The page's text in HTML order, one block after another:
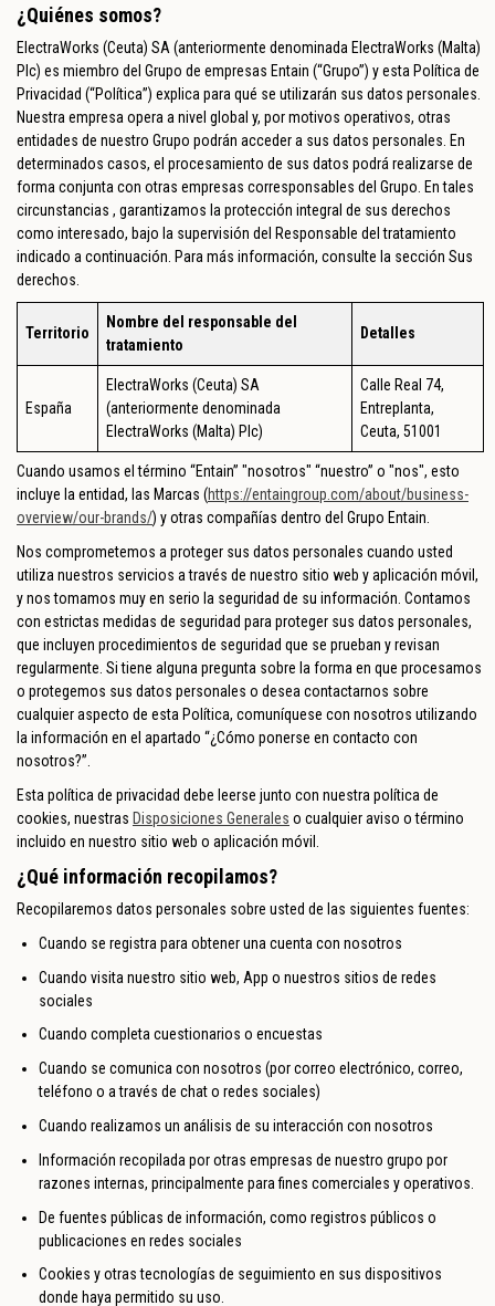
¿Quiénes somos?
ElectraWorks (Ceuta) SA (anteriormente denominada ElectraWorks (Malta)
Plc) es miembro del Grupo de empresas Entain (“Grupo”) y esta Política de
Privacidad (“Política”) explica para qué se utilizarán sus datos personales.
Nuestra empresa opera a nivel global y, por motivos operativos, otras
entidades de nuestro Grupo podrán acceder a sus datos personales. En
determinados casos, el procesamiento de sus datos podrá realizarse de
forma conjunta con otras empresas corresponsables del Grupo. En tales
circunstancias , garantizamos la protección integral de sus derechos
como interesado, bajo la supervisión del Responsable del tratamiento
indicado a continuación. Para más información, consulte la sección Sus
derechos.
Territorio
Nombre del responsable del
tratamiento
Detalles
España
ElectraWorks (Ceuta) SA
(anteriormente denominada
ElectraWorks (Malta) Plc)
Calle Real 74,
Entreplanta,
Ceuta, 51001
Cuando usamos el término “Entain” "nosotros" “nuestro” o "nos", esto
incluye la entidad, las Marcas (https://entaingroup.com/about/business-
overview/our-brands/) y otras compañías dentro del Grupo Entain.
Nos comprometemos a proteger sus datos personales cuando usted
utiliza nuestros servicios a través de nuestro sitio web y aplicación móvil,
y nos tomamos muy en serio la seguridad de su información. Contamos
con estrictas medidas de seguridad para proteger sus datos personales,
que incluyen procedimientos de seguridad que se prueban y revisan
regularmente. Si tiene alguna pregunta sobre la forma en que procesamos
o protegemos sus datos personales o desea contactarnos sobre
cualquier aspecto de esta Política, comuníquese con nosotros utilizando
la información en el apartado “¿Cómo ponerse en contacto con
nosotros?”.
Esta política de privacidad debe leerse junto con nuestra política de
cookies, nuestras Disposiciones Generales o cualquier aviso o término
incluido en nuestro sitio web o aplicación móvil.
¿Qué información recopilamos?
Recopilaremos datos personales sobre usted de las siguientes fuentes:
Cuando se registra para obtener una cuenta con nosotros
Cuando visita nuestro sitio web, App o nuestros sitios de redes
sociales
Cuando completa cuestionarios o encuestas
Cuando se comunica con nosotros (por correo electrónico, correo,
teléfono o a través de chat o redes sociales)
Cuando realizamos un análisis de su interacción con nosotros
Información recopilada por otras empresas de nuestro grupo por
razones internas, principalmente para fines comerciales y operativos.
De fuentes públicas de información, como registros públicos o
publicaciones en redes sociales
Cookies y otras tecnologías de seguimiento en sus dispositivos
donde haya permitido su uso.